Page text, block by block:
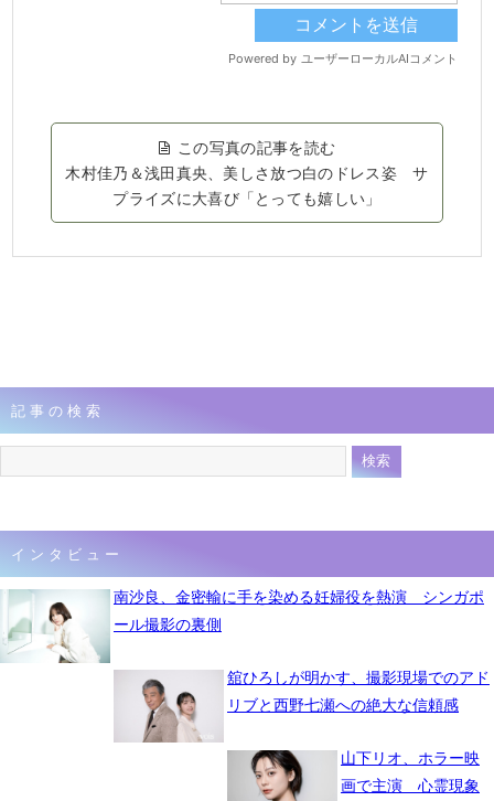
この写真の記事を読む
木村佳乃＆浅田真央、美しさ放つ白のドレス姿 サ
プライズに大喜び「とっても嬉しい」
記事の検索
インタビュー
南沙良、金密輸に手を染める妊婦役を熱演 シンガポ
ール撮影の裏側
舘ひろしが明かす、撮影現場でのアド
リブと西野七瀬への絶大な信頼感
山下リオ、ホラー映
画で主演 心霊現象